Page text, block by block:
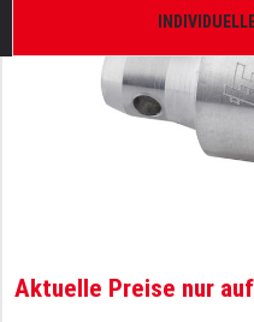
Aktuelle Preise nur